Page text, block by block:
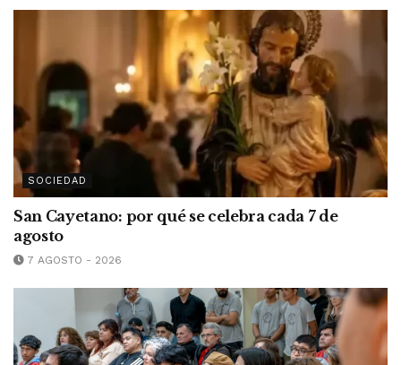
SOCIEDAD
San Cayetano: por qué se celebra cada 7 de
agosto
7 AGOSTO - 2026